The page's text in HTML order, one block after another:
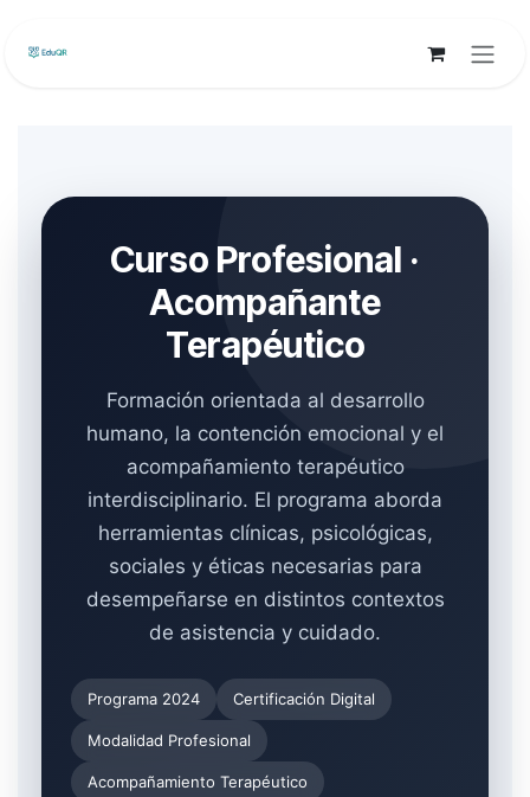
Curso Profesional ·
Acompañante
Terapéutico
Formación orientada al desarrollo
humano, la contención emocional y el
acompañamiento terapéutico
interdisciplinario. El programa aborda
herramientas clínicas, psicológicas,
sociales y éticas necesarias para
desempeñarse en distintos contextos
de asistencia y cuidado.
Programa 2024 Certificación Digital
Modalidad Profesional
Acompañamiento Terapéutico